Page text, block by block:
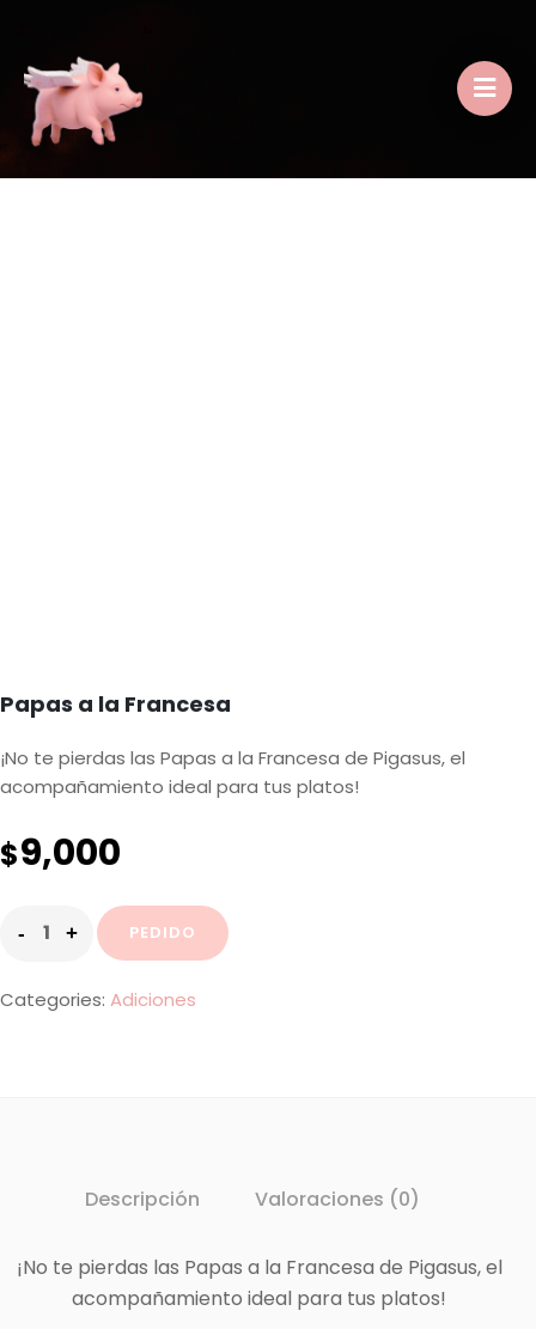
Papas a la Francesa
¡No te pierdas las Papas a la Francesa de Pigasus, el
acompañamiento ideal para tus platos!
$9,000
PEDIDO
Categories: Adiciones
Descripción Valoraciones (0)
¡No te pierdas las Papas a la Francesa de Pigasus, el
acompañamiento ideal para tus platos!